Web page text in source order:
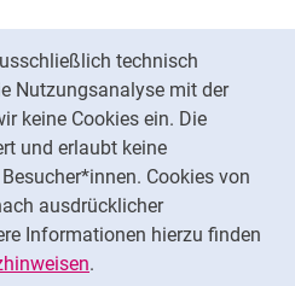
technisch
Nutzungsanalyse mit der
keine Cookies ein. Die
und erlaubt keine
Cookies von
ausdrücklicher
Informationen hierzu finden
.